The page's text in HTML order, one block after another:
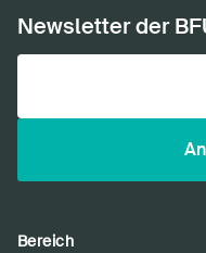
Newsletter der
Bereich